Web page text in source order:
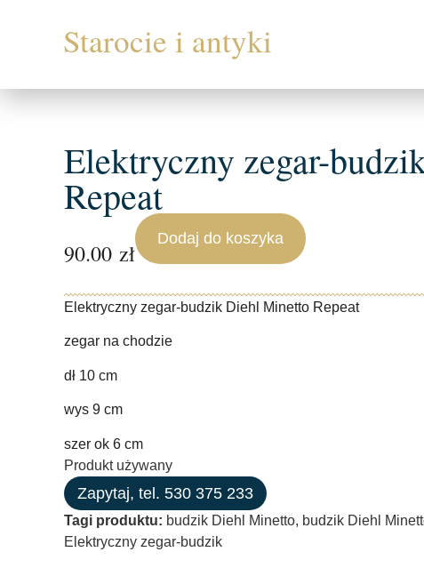
Elektryczny zegar-
Repeat
90.00 zł
Dodaj do koszyka
Elektryczny zegar-budzik Diehl Minetto Repeat
zegar na chodzie
dł 10 cm
wys 9 cm
szer ok 6 cm
Produkt używany
Zapytaj, tel. 530 375 233
Tagi produktu: budzik Diehl Minetto, budzik Diehl
Elektryczny zegar-budzik